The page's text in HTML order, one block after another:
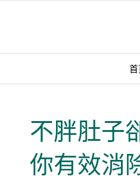
首
不胖肚子
你有效消